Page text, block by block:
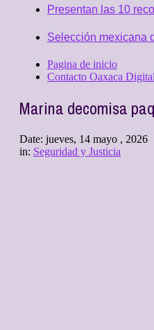
Presentan las 10
Selección mexicana
Pagina de inicio
Contacto Oaxaca Digital
Marina decomisa
Date: jueves, 14 mayo , 2026
in: Seguridad y Justicia